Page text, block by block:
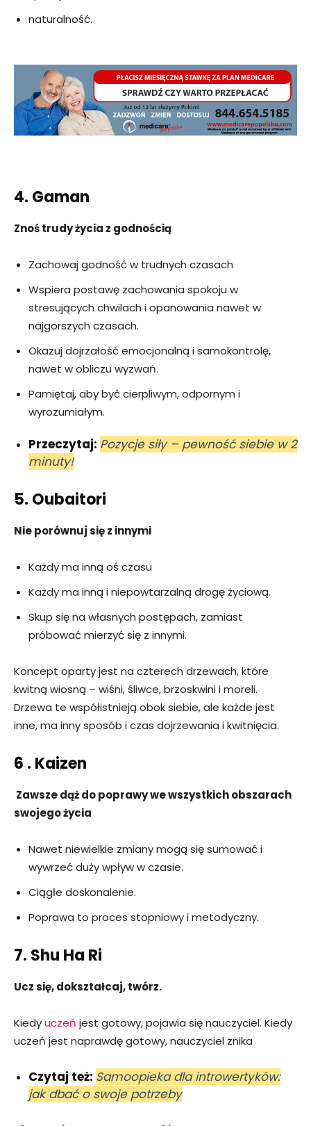
naturalność.
4. Gaman
Znoś trudy życia z godnością
Zachowaj godność w trudnych czasach
Wspiera postawę zachowania spokoju w
stresujących chwilach i opanowania nawet w
najgorszych czasach.
Okazuj dojrzałość emocjonalną i samokontrolę,
nawet w obliczu wyzwań.
Pamiętaj, aby być cierpliwym, odpornym i
wyrozumiałym.
Przeczytaj: Pozycje siły – pewność siebie w 2
minuty!
5. Oubaitori
Nie porównuj się z innymi
Każdy ma inną oś czasu
Każdy ma inną i niepowtarzalną drogę życiową.
Skup się na własnych postępach, zamiast
próbować mierzyć się z innymi.
Koncept oparty jest na czterech drzewach, które
kwitną wiosną – wiśni, śliwce, brzoskwini i moreli.
Drzewa te współistnieją obok siebie, ale każde jest
inne, ma inny sposób i czas dojrzewania i kwitnięcia.
6 . Kaizen
Zawsze dąż do poprawy we wszystkich obszarach
swojego życia
Nawet niewielkie zmiany mogą się sumować i
wywrzeć duży wpływ w czasie.
Ciągłe doskonalenie.
Poprawa to proces stopniowy i metodyczny.
7. Shu Ha Ri
Ucz się, dokształcaj, twórz.
Kiedyuczeń jest gotowy, pojawia się nauczyciel. Kiedy
uczeń jest naprawdę gotowy, nauczyciel znika
Czytaj też: Samoopieka dla introwertyków:
jak dbać o swoje potrzeby